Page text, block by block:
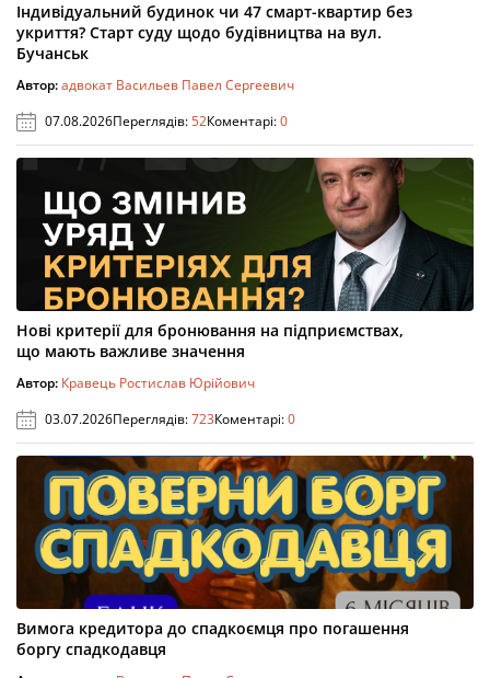
Індивідуальний будинок чи 47 смарт-квартир без
укриття? Старт суду щодо будівництва на вул.
Бучанськ
Автор:адвокат Васильев Павел Сергеевич
07.08.2026Переглядів:52Коментарі:0
Нові критерії для бронювання на підприємствах,
що мають важливе значення
Автор: Кравець Ростислав Юрійович
03.07.2026Переглядів:723Коментарі:0
Вимога кредитора до спадкоємця про погашення
боргу спадкодавця